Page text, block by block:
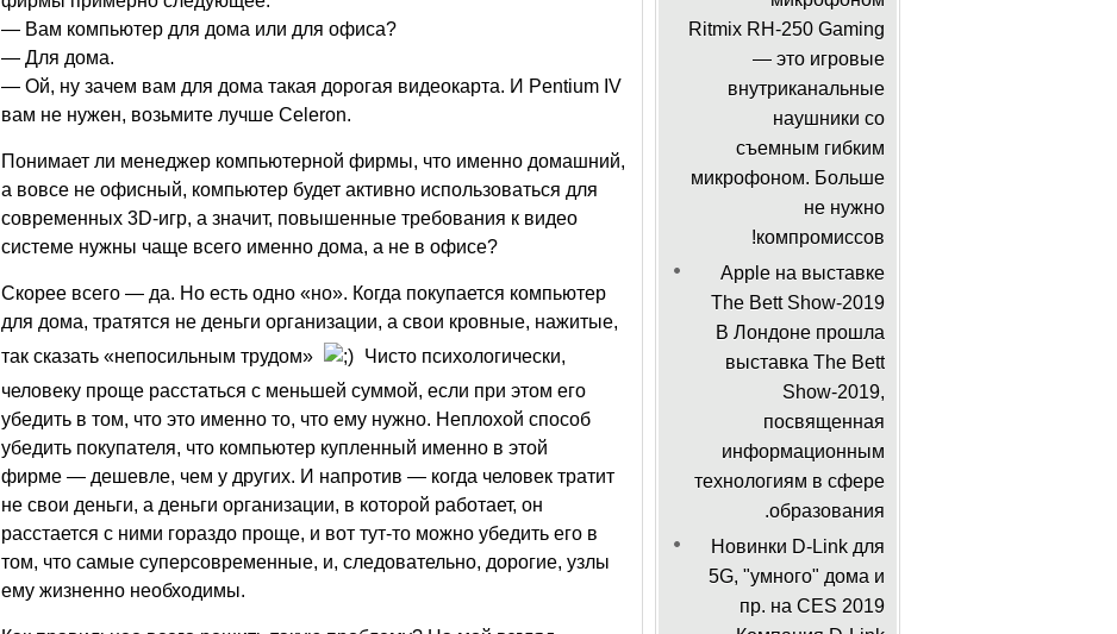
— Вам компьютер для дома или для офиса?
— Для дома.
— Ой, ну зачем вам для дома такая дорогая видеокарта. И Pentium IV
вам не нужен, возьмите лучше Celeron.
Понимает ли менеджер компьютерной фирмы, что именно домашний,
а вовсе не офисный, компьютер будет активно использоваться для
современных 3D-игр, а значит, повышенные требования к видео
системе нужны чаще всего именно дома, а не в офисе?
Скорее всего — да. Но есть одно «но». Когда покупается компьютер
для дома, тратятся не деньги организации, а свои кровные, нажитые,
так сказать «непосильным трудом»
Чисто психологически,
человеку проще расстаться с меньшей суммой, если при этом его
убедить в том, что это именно то, что ему нужно. Неплохой способ
убедить покупателя, что компьютер купленный именно в этой
фирме — дешевле, чем у других. И напротив — когда человек тратит
не свои деньги, а деньги организации, в которой работает, он
расстается с ними гораздо проще, и вот тут-то можно убедить его в
том, что самые суперсовременные, и, следовательно, дорогие, узлы
ему жизненно необходимы.
Ritmix RH-250 Gaming
— это игровые
внутриканальные
наушники со
съемным гибким
микрофоном. Больше
не нужно
компромиссов!
Apple на выставке
The Bett Show-2019
В Лондоне прошла
выставка The Bett
Show-2019,
посвященная
информационным
технологиям в сфере
образования.
Новинки D-Link для
5G, "умного" дома и
пр. на CES 2019